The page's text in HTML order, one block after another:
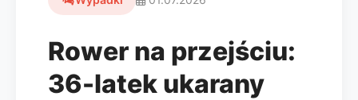
Rower na przejściu:
36-latek ukarany